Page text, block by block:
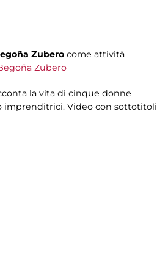
Zubero come attività
Zubero
la vita di cinque donne
imprenditrici. Video con sottotitoli